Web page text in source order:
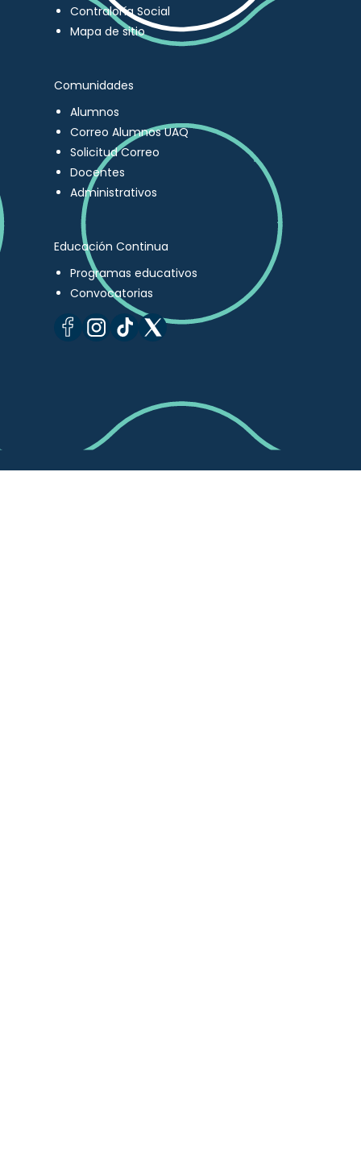
Contraloría Social
Mapa de sitio
Comunidades
Alumnos
Correo Alumnos UAQ
Solicitud Correo
Docentes
Administrativos
Educación Continua
Programas educativos
Convocatorias